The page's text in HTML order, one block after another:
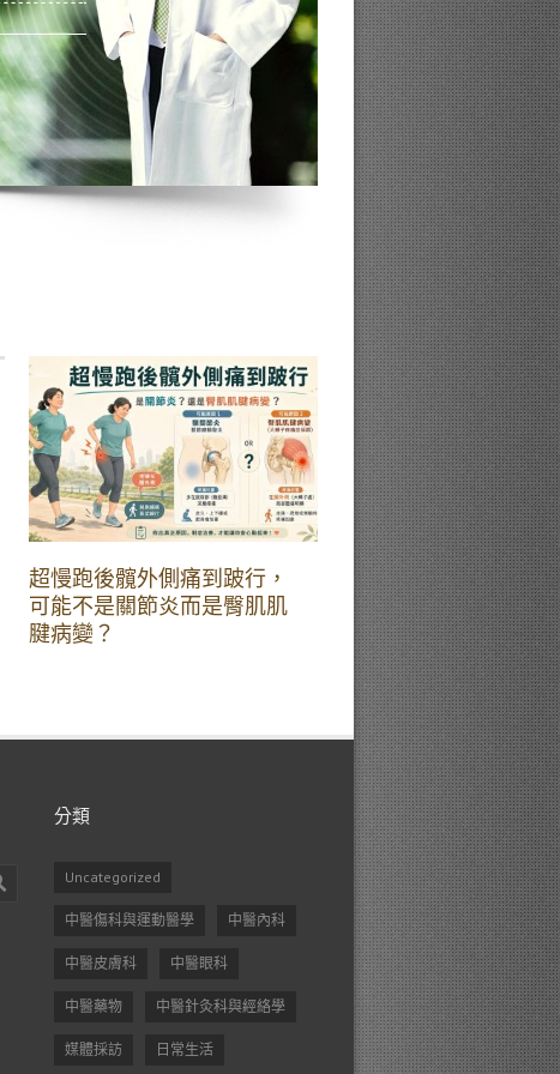
超慢跑後髖外側痛到跛行，
可能不是關節炎而是臀肌肌
腱病變？
分類
Uncategorized
中醫傷科與運動醫學 中醫內科
中醫皮膚科 中醫眼科
中醫藥物 中醫針灸科與經絡學
媒體採訪 日常生活